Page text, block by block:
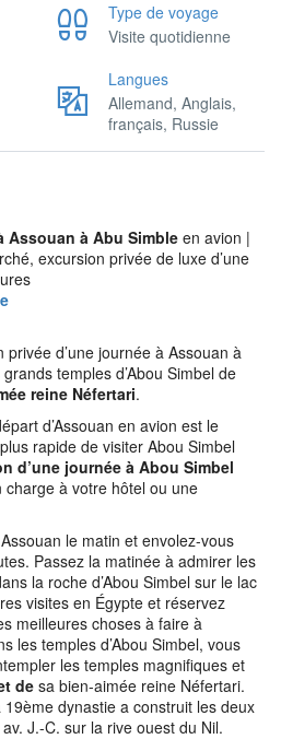
Type de voyage
Visite quotidienne
Langues
Allemand, Anglais,
français, Russie
Assouan à Abu Simble en avion |
excursion privée de luxe d’une
privée d’une journée à Assouan à
temples d’Abou Simbel de
reine Néfertari.
d’Assouan en avion est le
rapide de visiter Abou Simbel
d’une journée à Abou Simbel
à votre hôtel ou une
le matin et envolez-vous
Passez la matinée à admirer les
la roche d’Abou Simbel sur le lac
visites en Égypte et réservez
meilleures choses à faire à
les temples d’Abou Simbel, vous
les temples magnifiques et
desa bien-aimée reine Néfertari.
dynastie a construit les deux
J.-C. sur la rive ouest du Nil.